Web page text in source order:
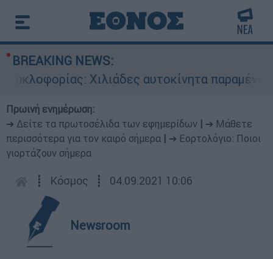
BREAKING NEWS:
Χιλιάδες αυτοκίνητα παραμένουν
Πρωινή ενημέρωση:
➔ Δείτε τα πρωτοσέλιδα των εφημερίδων
➔ Μάθετε
περισσότερα για τον καιρό σήμερα
➔ Εορτολόγιο: Ποιοι
γιορτάζουν σήμερα
┋ Κόσμος ┋ 04.09.2021 10:06
Newsroom